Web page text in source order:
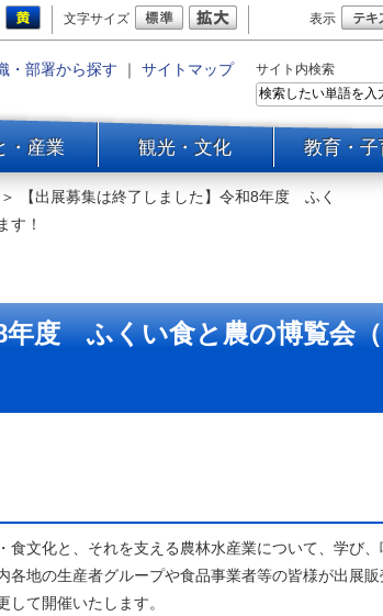
文字サイズ 表示
・部署から探す ｜ サイトマップ サイト内検索
・産業 観光・文化 教育・子
＞
【出展募集は終了しました】令和8年度 ふく
す！
度 ふくい食と農の博覧会
文化と、それを支える農林水産業について、学び
地の生産者グループや食品事業者等の皆様が出展
して開催いたします。